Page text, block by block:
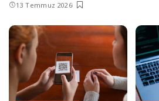
13 Temmuz 2026